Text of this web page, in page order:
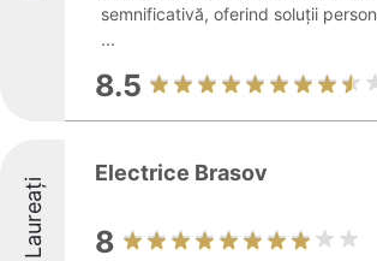
semnificativă, oferind soluții
...
8.5
Laureați
Electrice Brasov
8